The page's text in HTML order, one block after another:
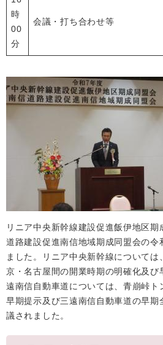
時
00
分
会議・打ち合わせ等
リニア中央新幹線建設促進飯伊地区
道路建設促進南信地域期成同盟会の令
ました。リニア中央新幹線について
京・名古屋間の開業時期の明確化及び
遠南信自動車道については、青崩峠
早期提示及び三遠南信自動車道の早
議されました。